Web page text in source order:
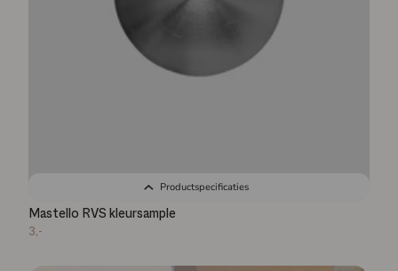
Productspecificaties
Mastello RVS kleursample
3,-